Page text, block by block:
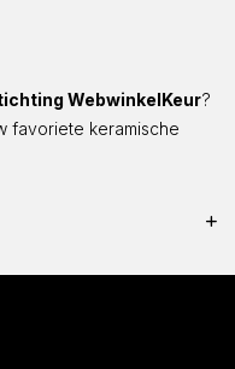
WebwinkelKeur?
favoriete keramische